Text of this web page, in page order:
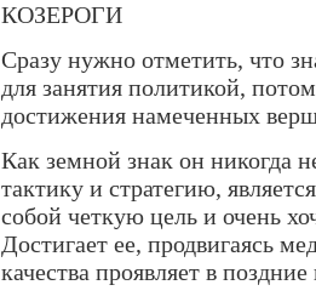
КОЗЕРОГИ
Сразу нужно отметить, что
для занятия политикой,
достижения намеченных
Как земной знак он никогда
тактику и стратегию,
собой четкую цель и очень
Достигает ее, продвигаясь
качества проявляет в поздние